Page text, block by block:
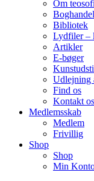
Om teosofi
Boghandel
Bibliotek
Lydfiler –
Artikler
E-bøger
Udlejning
Find os
Kontakt os
Medlemsskab
Medlem
Frivillig
Shop
Shop
Min